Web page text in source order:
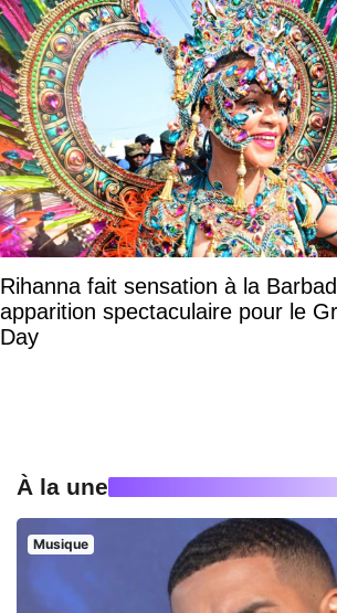
Rihanna fait sensation à la
apparition spectaculaire pour le
Day
À la une
Musique